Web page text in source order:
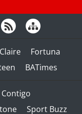
Fortuna
BATimes
Contigo
Sport Buzz